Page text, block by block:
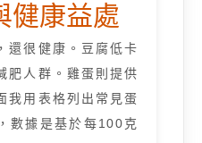
健康益處
還很健康。豆腐低卡
肥人群。雞蛋則提供
我用表格列出常見蛋
數據是基於每100克